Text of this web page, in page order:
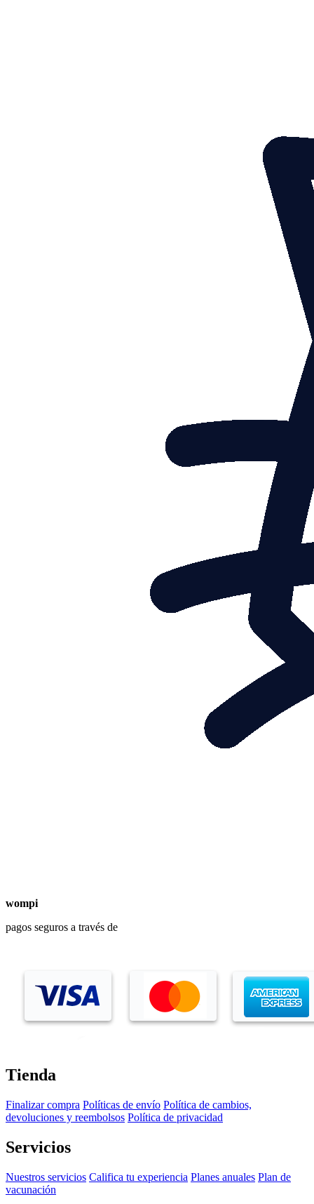
wompi
pagos seguros a través de
Tienda
Finalizar compra Políticas de envío Política de cambios,
devoluciones y reembolsos Política de privacidad
Servicios
Nuestros servicios Califica tu experiencia Planes anuales Plan de
vacunación